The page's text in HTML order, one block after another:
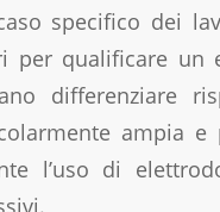
specifico dei
per qualificare un
differenziare
ampia e
l’uso di